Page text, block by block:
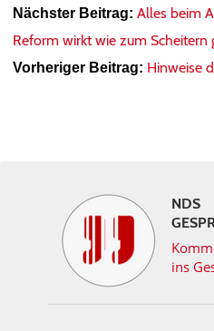
Nächster Beitrag: Alles beim
Reform wirkt wie zum Scheitern
Vorheriger Beitrag: Hinweise
NDS
ins